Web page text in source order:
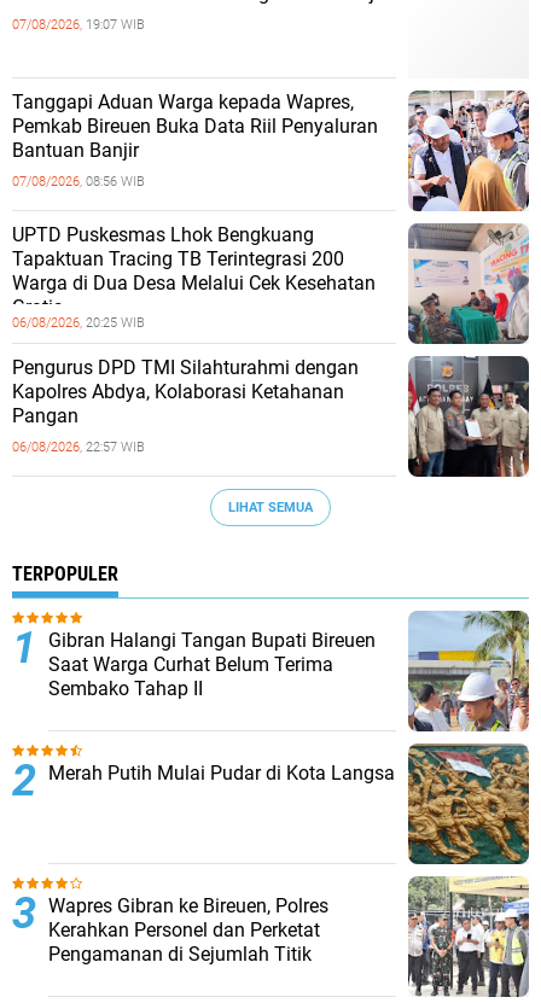
07/08/2026, 19:07 WIB
Tanggapi Aduan Warga kepada Wapres,
Pemkab Bireuen Buka Data Riil Penyaluran
Bantuan Banjir
07/08/2026, 08:56 WIB
UPTD Puskesmas Lhok Bengkuang
Tapaktuan ‎Tracing TB Terintegrasi 200
Warga di Dua Desa Melalui Cek Kesehatan
Gratis
06/08/2026, 20:25 WIB
Pengurus DPD TMI Silahturahmi dengan
Kapolres Abdya, Kolaborasi Ketahanan
Pangan
06/08/2026, 22:57 WIB
LIHAT SEMUA
TERPOPULER
Gibran Halangi Tangan Bupati Bireuen
Saat Warga Curhat Belum Terima
Sembako Tahap II
Merah Putih Mulai Pudar di Kota Langsa
Wapres Gibran ke Bireuen, Polres
Kerahkan Personel dan Perketat
Pengamanan di Sejumlah Titik